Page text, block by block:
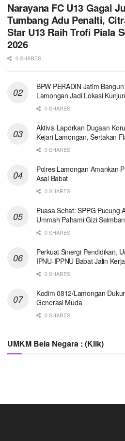
Narayana FC U13 Gagal
Tumbang Adu Penalti,
Star U13 Raih Trofi Piala
2026
0 SHARES
BPW PERADIN Jatim
Lamongan Jadi Lokasi
0 SHARES
Aktivis Laporkan Dugaan
Kejari Lamongan, Sertakan
0 SHARES
Polres Lamongan Amankan
Asal Babat
0 SHARES
Puasa Sehat: SPPG Pucung
Ummah Pahami Gizi
0 SHARES
Perkuat Sinergi Pendidikan,
IPNU-IPPNU Babat Jalin
0 SHARES
Kodim 0812/Lamongan
Generasi Muda
0 SHARES
UMKM Bela Negara : (Klik)